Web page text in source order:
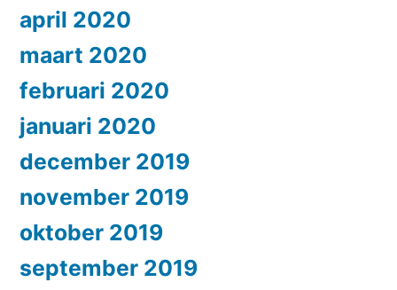
april 2020
maart 2020
februari 2020
januari 2020
december 2019
november 2019
oktober 2019
september 2019